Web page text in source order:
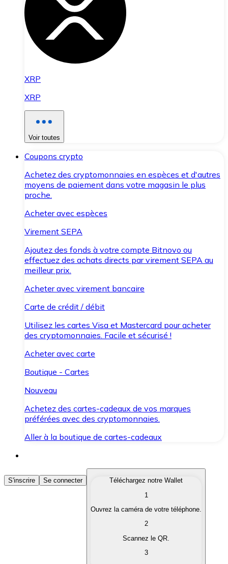
XRP
XRP
Voir toutes
Coupons crypto
Achetez des cryptomonnaies en espèces et d'autres
moyens de paiement dans votre magasin le plus
proche.
Acheter avec espèces
Virement SEPA
Ajoutez des fonds à votre compte Bitnovo ou
effectuez des achats directs par virement SEPA au
meilleur prix.
Acheter avec virement bancaire
Carte de crédit / débit
Utilisez les cartes Visa et Mastercard pour acheter
des cryptomonnaies. Facile et sécurisé !
Acheter avec carte
Boutique - Cartes
Nouveau
Achetez des cartes-cadeaux de vos marques
préférées avec des cryptomonnaies.
Aller à la boutique de cartes-cadeaux
Acheter des Cryptomonnaies
Achetez les cryptomonnaies qui vous intéressent
Convertissez vos cryptomonnaies en monnaie
S'inscrire Se connecter
Téléchargez notre Wallet
1
Ouvrez la caméra de votre téléphone.
2
Scannez le QR.
3